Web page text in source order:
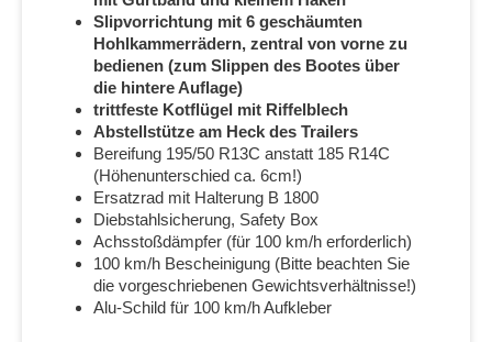
Slipvorrichtung mit 6 geschäumten
Hohlkammerrädern, zentral von vorne zu
bedienen (zum Slippen des Bootes über
die hintere Auflage)
trittfeste Kotflügel mit Riffelblech
Abstellstütze am Heck des Trailers
Bereifung 195/50 R13C anstatt 185 R14C
(Höhenunterschied ca. 6cm!)
Ersatzrad mit Halterung B 1800
Diebstahlsicherung, Safety Box
Achsstoßdämpfer (für 100 km/h erforderlich)
100 km/h Bescheinigung (Bitte beachten Sie
die vorgeschriebenen Gewichtsverhältnisse!)
Alu-Schild für 100 km/h Aufkleber